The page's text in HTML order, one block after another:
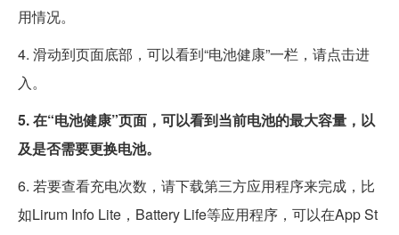
用情况。
4. 滑动到页面底部，可以看到“电池健康”一栏，请点击进
入。
5. 在“电池健康”页面，可以看到当前电池的最大容量，以
及是否需要更换电池。
6. 若要查看充电次数，请下载第三方应用程序来完成，比
如Lirum Info Lite，Battery Life等应用程序，可以在App St